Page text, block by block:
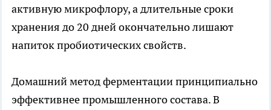
активную микрофлору, а длительные сроки
хранения до 20 дней окончательно лишают
напиток пробиотических свойств.
Домашний метод ферментации принципиально
эффективнее промышленного состава. В